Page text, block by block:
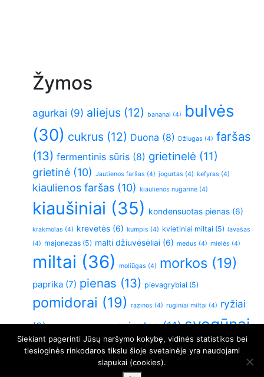
Žymos
agurkai (9) aliejus (12) bananai (4)
bulvės
(30) cukrus (12) Duona (8) Džiugas (4) faršas
(13) fermentinis sūris (8) grietinelė (11)
grietinė (10) Jautienos faršas (4) jogurtas (4) kefyras (4)
kiaulienos faršas (10) kiaulienos nugarinė (4)
kiaušiniai (35) kondensuotas pienas (6)
krakmolas (4) krevetės (6) kumpis (4) kvietiniai miltai (5) lavašas
(4) majonezas (5) malti džiuvėsėliai (6) medus (4) mielės (4)
miltai (36) moliūgas (4) morkos (19)
paprika (7) pienas (13) pievagrybiai (5)
pomidorai (19) razinos (4) ruginiai miltai (4) ryžiai
(9)
sviestas(11) svogūnai
(26) Varškė(21) virtos bulvės (5) vištiena(6)
vištienos krūtinėlė(11) česnakai
Siekiant pagerinti Jūsų naršymo kokybę, vidinės statistikos bei
tiesioginės rinkodaros tikslu šioje svetainėje yra naudojami
slapukai (cookies).